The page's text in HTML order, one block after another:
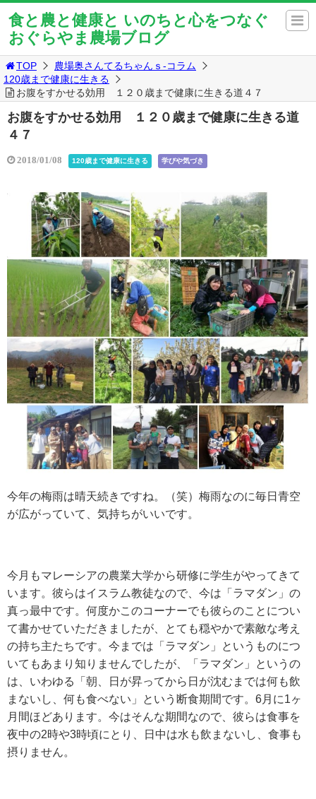
食と農と健康と いのちと心をつなぐ
おぐらやま農場ブログ
TOP
農場奥さんてるちゃんｓ-コラム
120歳まで健康に生きる
お腹をすかせる効用 １２０歳まで健康に生きる道４７
お腹をすかせる効用 １２０歳まで健康に生きる道
４７
2018/01/08 120歳まで健康に生きる 学びや気づき
今年の梅雨は晴天続きですね。（笑）梅雨なのに毎日青空
が広がっていて、気持ちがいいです。
今月もマレーシアの農業大学から研修に学生がやってきて
います。彼らはイスラム教徒なので、今は「ラマダン」の
真っ最中です。何度かこのコーナーでも彼らのことについ
て書かせていただきましたが、とても穏やかで素敵な考え
の持ち主たちです。今までは「ラマダン」というものにつ
いてもあまり知りませんでしたが、「ラマダン」というの
は、いわゆる「朝、日が昇ってから日が沈むまでは何も飲
まないし、何も食べない」という断食期間です。6月に1ヶ
月間ほどあります。今はそんな期間なので、彼らは食事を
夜中の2時や3時頃にとり、日中は水も飲まないし、食事も
摂りません。